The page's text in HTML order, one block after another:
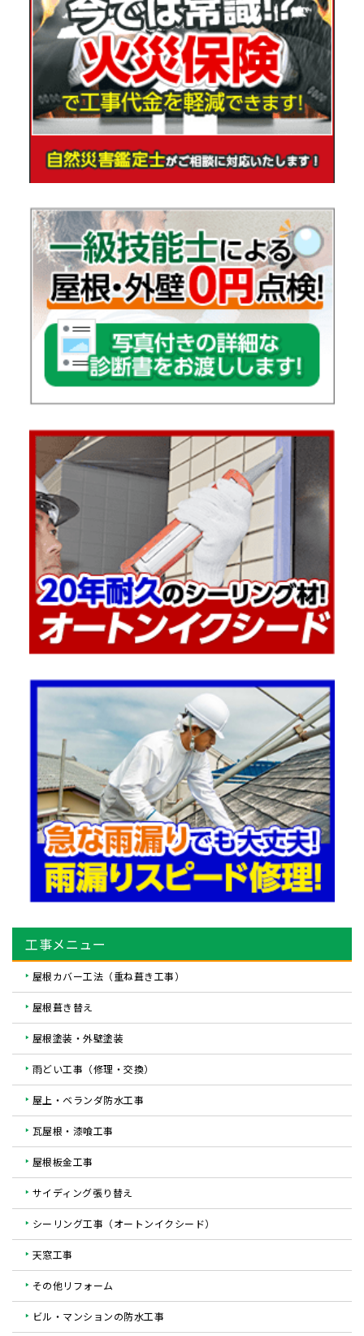
工事メニュー
屋根カバー工法（重ね葺き工事）
屋根葺き替え
屋根塗装・外壁塗装
雨どい工事（修理・交換）
屋上・ベランダ防水工事
瓦屋根・漆喰工事
屋根板金工事
サイディング張り替え
シーリング工事（オートンイクシード）
天窓工事
その他リフォーム
ビル・マンションの防水工事